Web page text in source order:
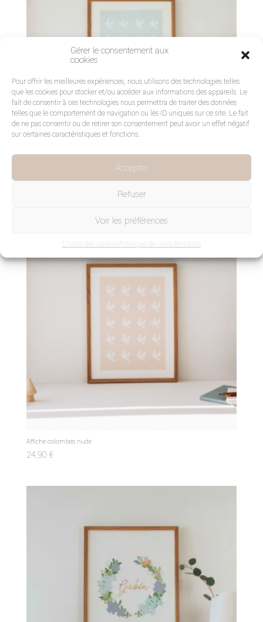
Gérer le consentement aux
cookies
Pour offrir les meilleures expériences, nous utilisons des technologies telles
que les cookies pour stocker et/ou accéder aux informations des appareils. Le
fait de consentir à ces technologies nous permettra de traiter des données
telles que le comportement de navigation ou les ID uniques sur ce site. Le fait
de ne pas consentir ou de retirer son consentement peut avoir un effet négatif
sur certaines caractéristiques et fonctions.
Accepter
Refuser
Voir les préférences
Charte des cookiesPolitique de confidentialité
Affiche colombes nude
24,90 €